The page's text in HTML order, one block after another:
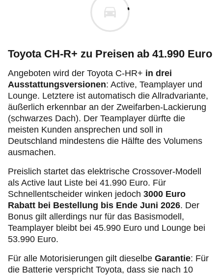
Toyota CH-R+ zu Preisen ab 41.990 Euro
Angeboten wird der Toyota C-HR+ in drei
Ausstattungsversionen: Active, Teamplayer und
Lounge. Letztere ist automatisch die Allradvariante,
äußerlich erkennbar an der Zweifarben-Lackierung
(schwarzes Dach). Der Teamplayer dürfte die
meisten Kunden ansprechen und soll in
Deutschland mindestens die Hälfte des Volumens
ausmachen.
Preislich startet das elektrische Crossover-Modell
als Active laut Liste bei 41.990 Euro. Für
Schnellentscheider winken jedoch 3000 Euro
Rabatt bei Bestellung bis Ende Juni 2026. Der
Bonus gilt allerdings nur für das Basismodell,
Teamplayer bleibt bei 45.990 Euro und Lounge bei
53.990 Euro.
Für alle Motorisierungen gilt dieselbe Garantie: Für
die Batterie verspricht Toyota, dass sie nach 10